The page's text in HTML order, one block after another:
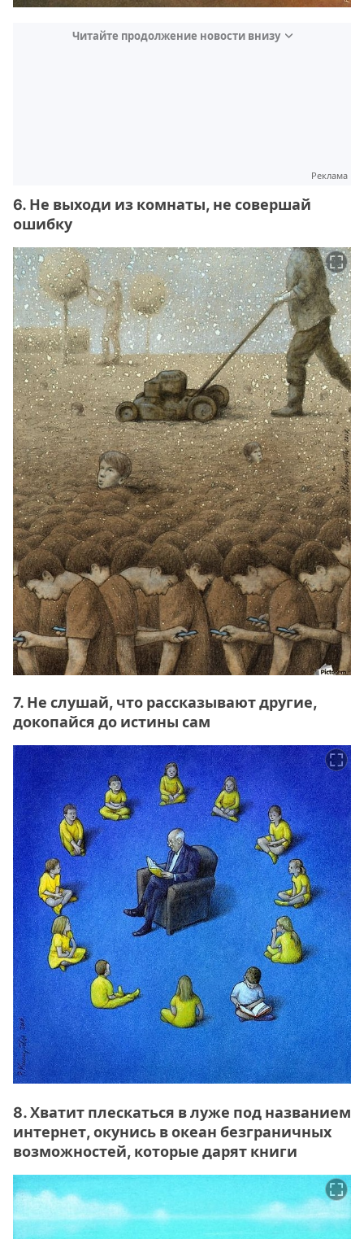
Читайте продолжение новости внизу
Реклама
6. Не выходи из комнаты, не совершай
ошибку
7. Не слушай, что рассказывают другие,
докопайся до истины сам
8. Хватит плескаться в луже под названием
интернет, окунись в океан безграничных
возможностей, которые дарят книги